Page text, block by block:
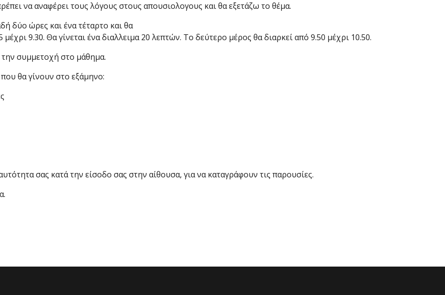
να αναφέρει τους λόγους στους απουσιολογους και θα εξετάζω το θέμα.
δύο ώρες και ένα τέταρτο και θα
9.30. Θα γίνεται ένα διαλλειμα 20 λεπτών. Το δεύτερο μέρος θα διαρκεί από 9.50 μέχρι 10.50.
συμμετοχή στο μάθημα.
θα γίνουν στο εξάμηνο:
σας κατά την είσοδο σας στην αίθουσα, για να καταγράφουν τις παρουσίες.